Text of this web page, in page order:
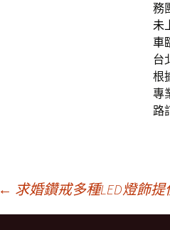
務
未
車
台
根
專
路
← 求婚鑽戒多種LED燈飾